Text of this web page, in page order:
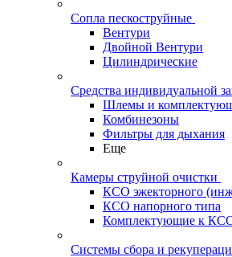
Сопла пескоструйные
Вентури
Двойной Вентури
Цилиндрические
Средства индивидуальной
Шлемы и
Комбинезоны
Фильтры для дыхания
Еще
Камеры струйной очистки
КСО эжекторного
КСО напорного типа
Комплектующие к
Системы сбора и